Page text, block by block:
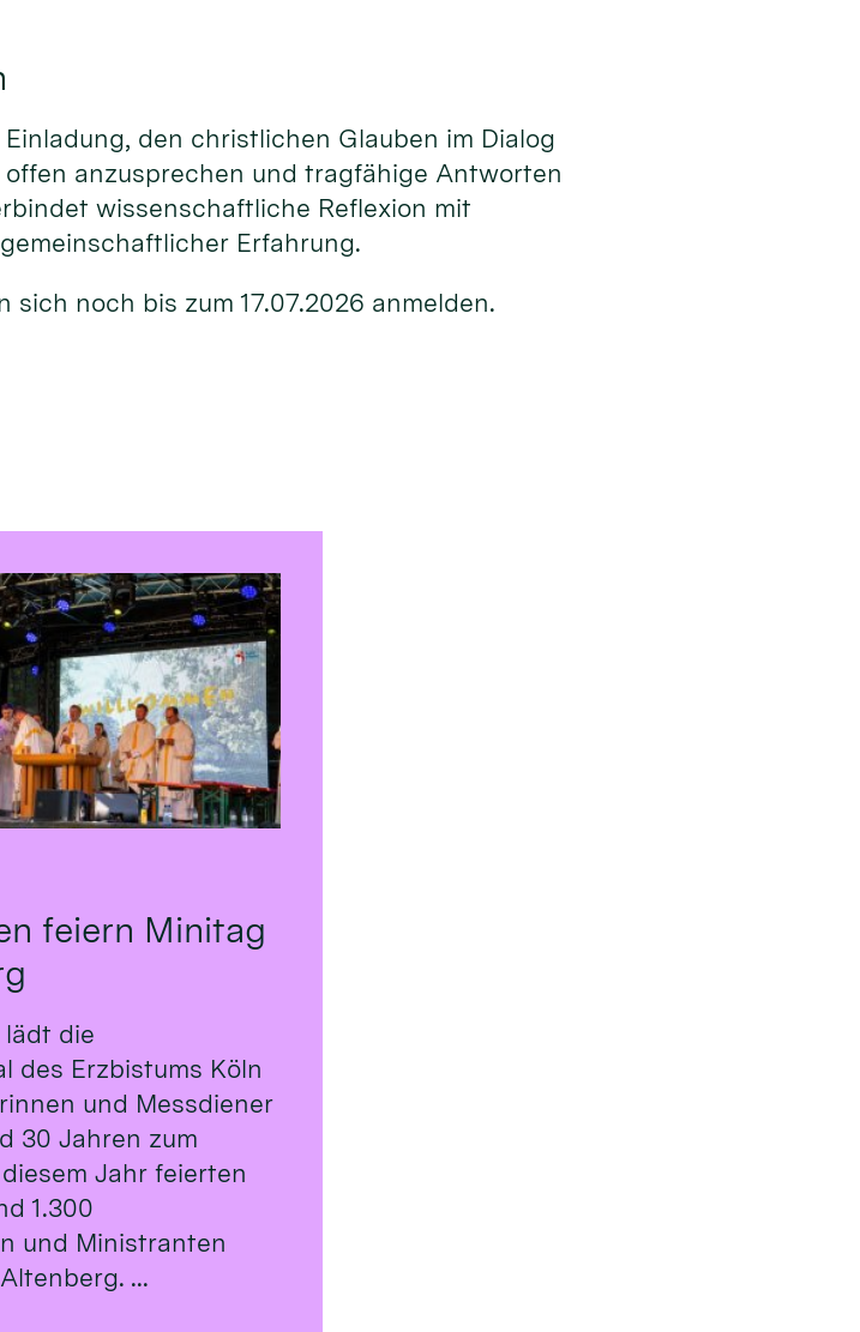
den christlichen Glauben im Dialog
anzusprechen und tragfähige Antworten
wissenschaftliche Reflexion mit
Erfahrung.
noch bis zum 17.07.2026 anmelden.
feiern Minitag
lädt die
des Erzbistums Köln
und Messdiener
30 Jahren zum
Jahr feierten
1.300
und Ministranten
...